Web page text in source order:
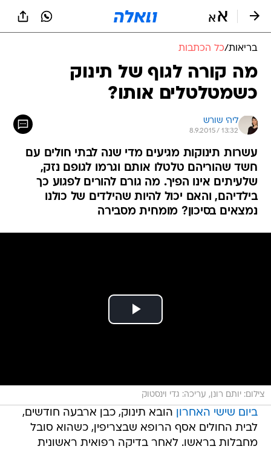
בריאות/כל הכתבות
מה קורה לגוף של תינוק
כשמטלטלים אותו?
ליהי שורש
8.9.2015 / 13:32
עשרות תינוקות מגיעים מדי שנה לבתי חולים עם
חשד שהוריהם טלטלו אותם וגרמו לגופם נזק,
שלעיתים אינו הפיך. מה גורם להורים לפגוע כך
בילדיהם, והאם יכול להיות שהילדים של כולנו
נמצאים בסיכון? מומחית מסבירה
צילום: יותם רונן, עריכה: גדי וינסטוק
ביום שישי האחרון הובא תינוק, כבן ארבעה חודשים,
לבית החולים אסף הרופא שבצריפין, כשהוא סובל
מחבלות בראשו. לאחר בדיקה רפואית ראשונית